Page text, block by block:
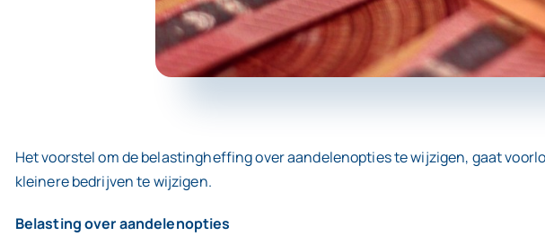
Het voorstel om de belastingheffing over aandelenopties te wijzigen, gaat
kleinere bedrijven te wijzigen.
Belasting over aandelenopties